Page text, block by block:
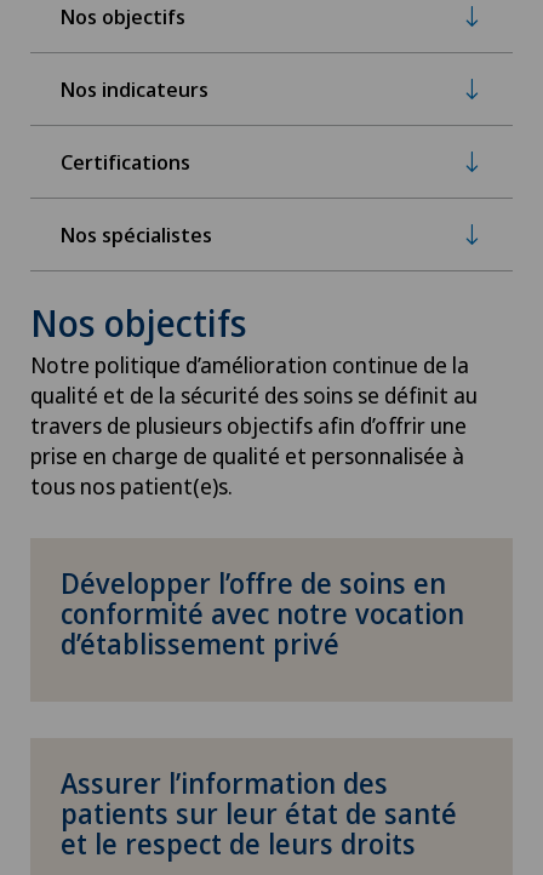
Nos objectifs
Nos indicateurs
Certifications
Nos spécialistes
Nos objectifs
Notre politique d’amélioration continue de la
qualité et de la sécurité des soins se définit au
travers de plusieurs objectifs afin d’offrir une
prise en charge de qualité et personnalisée à
tous nos patient(e)s.
Développer l’offre de soins en
conformité avec notre vocation
d’établissement privé
Assurer l’information des
patients sur leur état de santé
et le respect de leurs droits